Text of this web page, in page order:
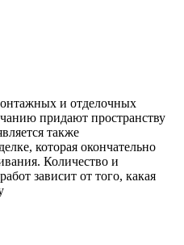
и отделочных
придают пространству
также
которая окончательно
Количество и
зависит от того, какая